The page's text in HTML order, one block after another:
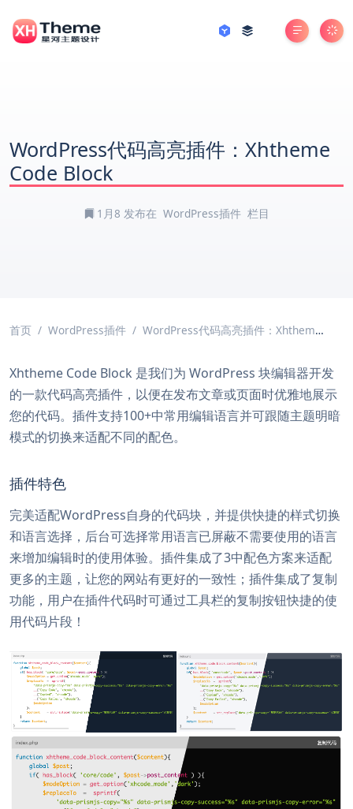
WordPress代码高亮插件：Xhtheme
Code Block
1月8 发布在 WordPress插件 栏目
首页 WordPress插件 WordPress代码高亮插件：Xhtheme Code Block
Xhtheme Code Block 是我们为 WordPress 块编辑器开发
的一款代码高亮插件，以便在发布文章或页面时优雅地展示
您的代码。插件支持100+中常用编辑语言并可跟随主题明暗
模式的切换来适配不同的配色。
插件特色
完美适配WordPress自身的代码块，并提供快捷的样式切换
和语言选择，后台可选择常用语言已屏蔽不需要使用的语言
来增加编辑时的使用体验。插件集成了3中配色方案来适配
更多的主题，让您的网站有更好的一致性；插件集成了复制
功能，用户在插件代码时可通过工具栏的复制按钮快捷的使
用代码片段！